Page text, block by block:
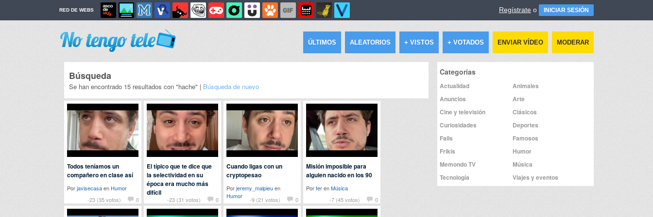
RED DE WEBS Regístrate o INICIAR SESIÓN
ÚLTIMOS ALEATORIOS + VISTOS + VOTADOS ENVIAR VÍDEO MODERAR
Búsqueda
Se han encontrado 15 resultados con "hache" | Búsqueda de nuevo
-23 (35 votos) 0
Todos teníamos un
compañero en clase así
Porjavisecasaen Humor
-23 (31 votos)
0
El típico que te dice que
la selectividad en su
época era mucho más
difícil
PorerrejotaenHumor
-9 (21 votos) 0
Cuando ligas con un
cryptopesao
Porjeremy_malpieuen
Humor
-7 (45 votos) 0
Misión imposible para
alguien nacido en los 90
PorferenMúsica
Categorías
Actualidad
Animales
Anuncios
Arte
Cine y televisión
Clásicos
Curiosidades
Deportes
Fails
Famosos
Frikis
Humor
Memondo TV
Música
Tecnología
Viajes y eventos